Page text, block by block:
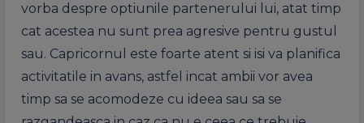
vorba despre optiunile partenerului lui, atat timp
cat acestea nu sunt prea agresive pentru gustul
sau. Capricornul este foarte atent si isi va planifica
activitatile in avans, astfel incat ambii vor avea
timp sa se acomodeze cu ideea sau sa se